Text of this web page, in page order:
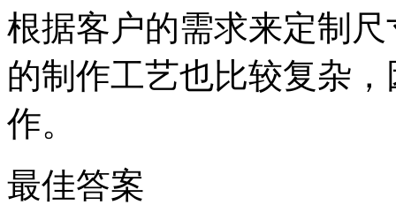
根据客户的需求来定制
的制作工艺也比较复杂
作。
最佳答案